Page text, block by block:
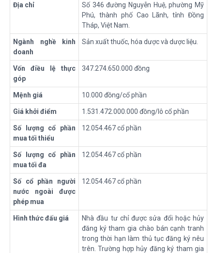
Địa chỉ
Số 346 đường Nguyễn Huệ, phường Mỹ
Phú, thành phố Cao Lãnh, tỉnh Đồng
Tháp, Việt Nam.
Ngành nghề kinh
doanh
Sản xuất thuốc, hóa dược và dược liệu.
Vốn điều lệ thực
góp
347.274.650.000 đồng
Mệnh giá 10.000 đồng/cổ phần
Giá khởi điểm 1.531.472.000.000 đồng/lô cổ phần
Số lượng cổ phần
mua tối thiểu
12.054.467 cổ phần
Số lượng cổ phần
mua tối đa
12.054.467 cổ phần
Số cổ phần người
nước ngoài được
phép mua
12.054.467 cổ phần
Hình thức đấu giá
Nhà đầu tư chỉ được sửa đổi hoặc hủy
đăng ký tham gia chào bán cạnh tranh
trong thời hạn làm thủ tục đăng ký nêu
trên. Trường hợp hủy đăng ký tham gia